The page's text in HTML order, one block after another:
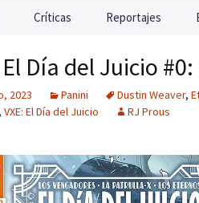
Críticas Reportajes
El Día del Juicio
2023 Panini Dustin Weaver,
, VXE: El Día del Juicio RJ Prous